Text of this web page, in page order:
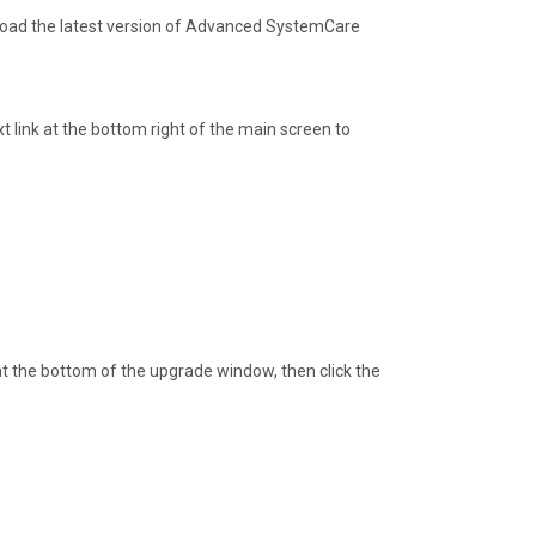
the latest version of Advanced SystemCare
link at the bottom right of the main screen to
the bottom of the upgrade window, then click the